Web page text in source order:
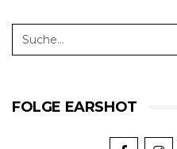
FOLGE EARSHOT